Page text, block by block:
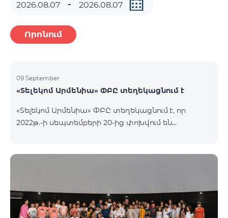
Որոնում
09 September
«Տելեկոմ Արմենիա» ՓԲԸ տեղեկացնում է
«Տելեկոմ Արմենիա» ՓԲԸ տեղեկացնում է, որ
2022թ.-ի սեպտեմբերի 20-ից փոխվում են
tariffs/archive/